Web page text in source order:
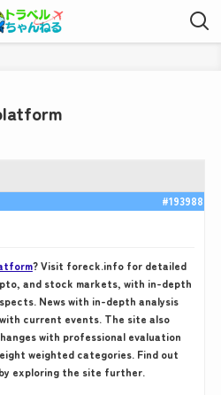
#193988
? Visit foreck.info for detailed
and stock markets, with in-depth
News with in-depth analysis
current events. The site also
with professional evaluation
weighted categories. Find out
exploring the site further.